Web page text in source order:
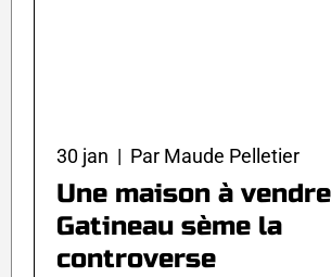
30 jan | Par Maude Pelletier
Une maison à
Gatineau sème la
controverse